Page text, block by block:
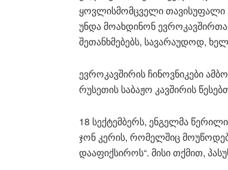
ყოვლისმომცველი თავისუფალი
უნდა მოახდინონ
შეთანხმებებს, სავარაუდოდ,
ევროკავშირის ჩინოვნიკები
რუსეთის საბაჟო კავშირის
18 სექტემბერს, ენგელმა
ჯონ კერის, რომელშიც
დააფიქსიროს“. მისი თქმით,